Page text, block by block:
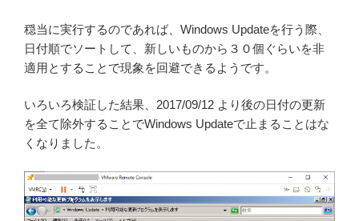
穏当に実行するのであれば、Windows Updateを行う際、
日付順でソートして、新しいものから３０個ぐらいを非
適用とすることで現象を回避できるようです。
いろいろ検証した結果、2017/09/12 より後の日付の更新
を全て除外することでWindows Updateで止まることはな
くなりました。